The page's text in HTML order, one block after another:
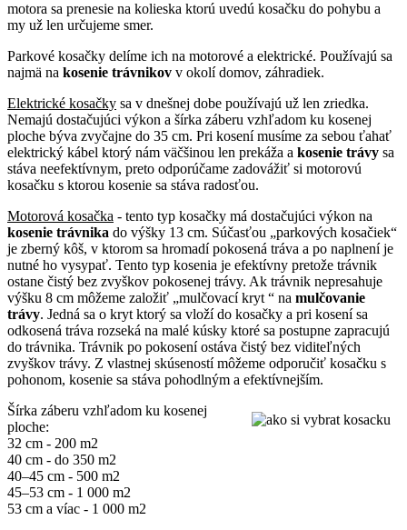
motora sa prenesie na kolieska ktorú uvedú kosačku do pohybu a
my už len určujeme smer.
Parkové kosačky delíme ich na motorové a elektrické. Používajú sa
najmä na kosenie trávnikov v okolí domov, záhradiek.
Elektrické kosačky sa v dnešnej dobe používajú už len zriedka.
Nemajú dostačujúci výkon a šírka záberu vzhľadom ku kosenej
ploche býva zvyčajne do 35 cm. Pri kosení musíme za sebou ťahať
elektrický kábel ktorý nám väčšinou len prekáža a kosenie trávy sa
stáva neefektívnym, preto odporúčame zadovážiť si motorovú
kosačku s ktorou kosenie sa stáva radosťou.
Motorová kosačka - tento typ kosačky má dostačujúci výkon na
kosenie trávnika do výšky 13 cm. Súčasťou „parkových kosačiek“
je zberný kôš, v ktorom sa hromadí pokosená tráva a po naplnení je
nutné ho vysypať. Tento typ kosenia je efektívny pretože trávnik
ostane čistý bez zvyškov pokosenej trávy. Ak trávnik nepresahuje
výšku 8 cm môžeme založiť „mulčovací kryt “ na mulčovanie
trávy. Jedná sa o kryt ktorý sa vloží do kosačky a pri kosení sa
odkosená tráva rozseká na malé kúsky ktoré sa postupne zapracujú
do trávnika. Trávnik po pokosení ostáva čistý bez viditeľných
zvyškov trávy. Z vlastnej skúseností môžeme odporučiť kosačku s
pohonom, kosenie sa stáva pohodlným a efektívnejším.
Šírka záberu vzhľadom ku kosenej
ploche:
32 cm - 200 m2
40 cm - do 350 m2
40–45 cm - 500 m2
45–53 cm - 1 000 m2
53 cm a víac - 1 000 m2